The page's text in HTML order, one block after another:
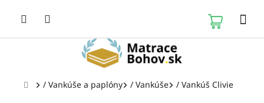
Domov
/ Vankúše a paplóny / Vankúše / Vankúš Clivie